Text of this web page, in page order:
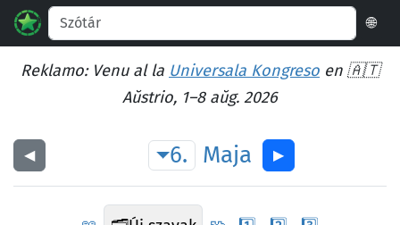
🌐
Reklamo: Venu al la Universala Kongreso en 🇦🇹
Aŭstrio, 1–8 aŭg. 2026
◀︎ 6. Maja ▶︎